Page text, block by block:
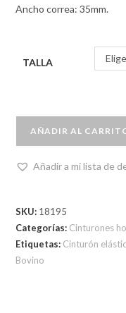
Ancho correa: 35mm.
TALLA
AÑADIR AL
Añadir a mi lista de
SKU: 18195
Categorías: Cinturones
Etiquetas: Cinturón
Bovino